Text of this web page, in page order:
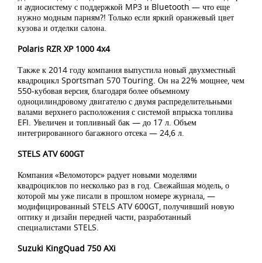
и аудиосистему с поддержкой MP3 и Bluetooth — что еще
нужно модным парням?! Только если яркий оранжевый цвет
кузова и отделки салона.
Polaris RZR XP 1000 4x4
Также к 2014 году компания выпустила новый двухместный
квадроцикл Sportsman 570 Touring. Он на 22% мощнее, чем
550-кубовая версия, благодаря более объемному
одноцилиндровому двигателю с двумя распределительными
валами верхнего расположения с системой впрыска топлива
EFI. Увеличен и топливный бак — до 17 л. Объем
интегрированного багажного отсека — 24,6 л.
STELS ATV 600GT
Компания «Веломоторс» радует новыми моделями
квадроциклов по несколько раз в год. Свежайшая модель, о
которой мы уже писали в прошлом номере журнала, —
модифицированный STELS ATV 600GT, получивший новую
оптику и дизайн передней части, разработанный
специалистами STELS.
Suzuki KingQuad 750 AXi